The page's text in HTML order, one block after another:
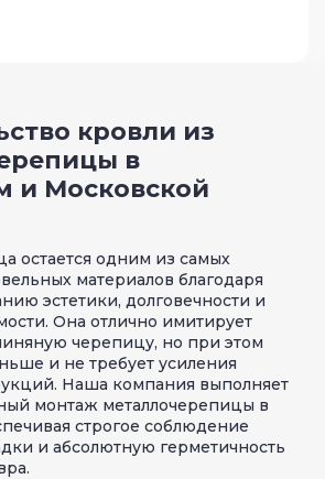
кровли из
в
и Московской
остается одним из самых
материалов благодаря
эстетики, долговечности и
Она отлично имитирует
черепицу, но при этом
и не требует усиления
Наша компания выполняет
монтаж металлочерепицы в
строгое соблюдение
и абсолютную герметичность